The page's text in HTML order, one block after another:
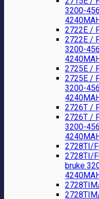
3200-
2722E /
2722E /
3200-
2725E /
2725E /
3200-
2726T /
2726T /
3200-
2728TI/
2728TI/
bruke